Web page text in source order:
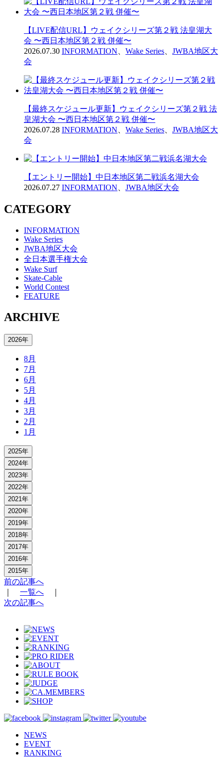
【LIVE配信URL】ウェイクシリーズ第２戦 法皇湖大
会 〜西日本地区第２戦 併催〜
2026.07.30 INFORMATION Wake Series
JWBA地区大
会
【最終スケジュール更新】ウェイクシリーズ第２戦 法
皇湖大会 〜西日本地区第２戦 併催〜
2026.07.28 INFORMATION Wake Series
JWBA地区大
会
【エントリー開始】中日本地区第二戦浜名湖大会
2026.07.27 INFORMATION JWBA地区大会
CATEGORY
INFORMATION
Wake Series
JWBA地区大会
全日本選手権大会
Wake Surf
Skate-Cable
World Contest
FEATURE
ARCHIVE
2026年
8月
7月
6月
5月
4月
3月
2月
1月
2025年
2024年
2023年
2022年
2021年
2020年
2019年
2018年
2017年
2016年
2015年
前の記事へ
一覧へ
次の記事へ
NEWS
EVENT
RANKING